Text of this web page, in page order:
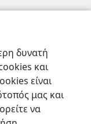
δυνατή
και
είναι
μας και
να